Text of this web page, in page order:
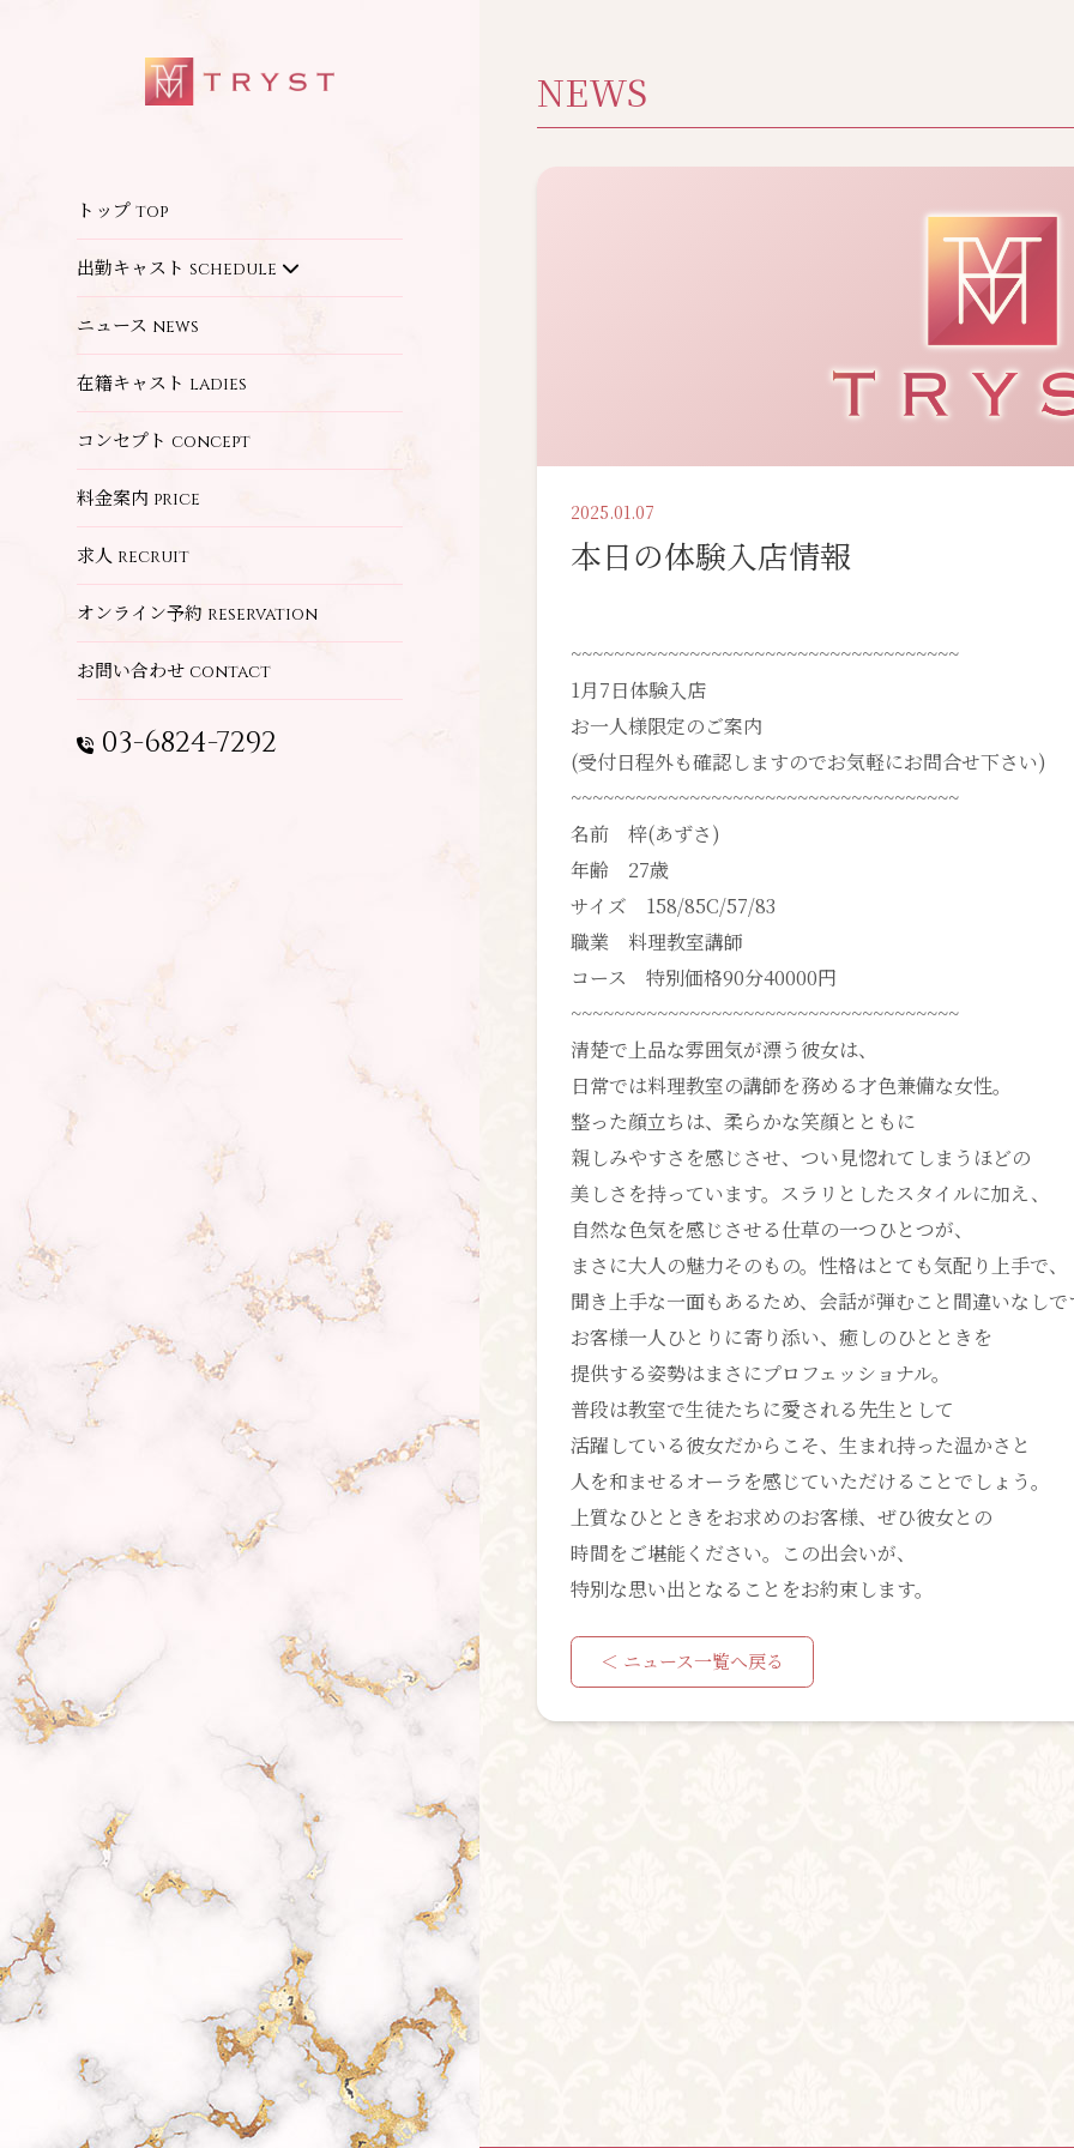
トップ top
出勤キャスト schedule
ニュース news
在籍キャスト ladies
コンセプト concept
料金案内 price
求人 recruit
オンライン予約 reservation
お問い合わせ contact
03-6824-7292
NEWS
2025.01.07
本日の体験入店情報
~~~~~~~~~~~~~~~~~~~~~~~~~~~~~~~~~~~~
1月7日体験入店
お一人様限定のご案内
(受付日程外も確認しますのでお気軽にお問合せ下さい)
~~~~~~~~~~~~~~~~~~~~~~~~~~~~~~~~~~~~
名前 梓(あずさ)
年齢 27歳
サイズ 158/85C/57/83
職業 料理教室講師
コース 特別価格90分40000円
~~~~~~~~~~~~~~~~~~~~~~~~~~~~~~~~~~~~
清楚で上品な雰囲気が漂う彼女は、
日常では料理教室の講師を務める才色兼備な女性。
整った顔立ちは、柔らかな笑顔とともに
親しみやすさを感じさせ、つい見惚れてしまうほどの
美しさを持っています。スラリとしたスタイルに加え、
自然な色気を感じさせる仕草の一つひとつが、
まさに大人の魅力そのもの。性格はとても気配り上手で、
聞き上手な一面もあるため、会話が弾むこと間違いなしで
お客様一人ひとりに寄り添い、癒しのひとときを
提供する姿勢はまさにプロフェッショナル。
普段は教室で生徒たちに愛される先生として
活躍している彼女だからこそ、生まれ持った温かさと
人を和ませるオーラを感じていただけることでしょう。
上質なひとときをお求めのお客様、ぜひ彼女との
時間をご堪能ください。この出会いが、
特別な思い出となることをお約束します。
＜ ニュース一覧へ戻る